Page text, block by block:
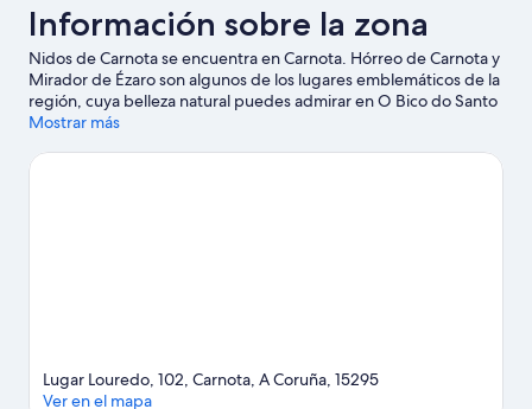
Información sobre la zona
Nidos de Carnota se encuentra en Carnota. Hórreo de Carnota y
Mirador de Ézaro son algunos de los lugares emblemáticos de la
región, cuya belleza natural puedes admirar en O Bico do Santo
y Cascada de Fontes de Pedrafigueira.
Mostrar más
Lugar Louredo, 102, Carnota, A Coruña, 15295
Ver en el mapa